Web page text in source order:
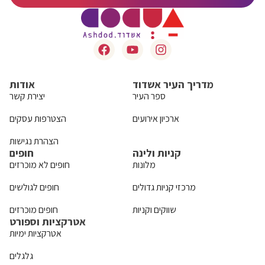
אודות
יצירת קשר
הצטרפות עסקים
הצהרת נגישות
מדריך העיר אשדוד
ספר העיר
ארכיון אירועים
חופים
חופים לא מוכרזים
חופים לגולשים
חופים מוכרזים
קניות ולינה
מלונות
מרכזי קניות גדולים
שווקים וקניות
אטרקציות וספורט
אטרקציות ימיות
גלגלים